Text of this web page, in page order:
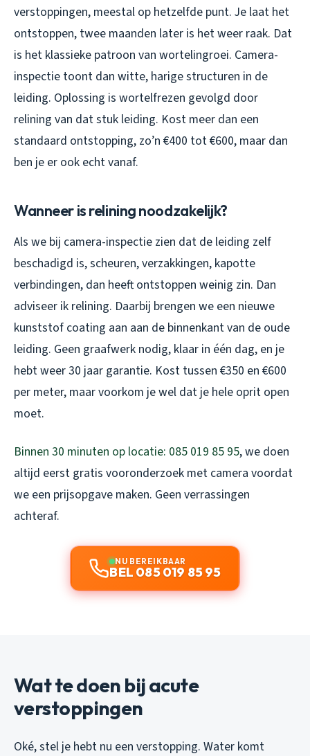
verstoppingen, meestal op hetzelfde punt. Je laat het
ontstoppen, twee maanden later is het weer raak. Dat
is het klassieke patroon van wortelingroei. Camera-
inspectie toont dan witte, harige structuren in de
leiding. Oplossing is wortelfrezen gevolgd door
relining van dat stuk leiding. Kost meer dan een
standaard ontstopping, zo’n €400 tot €600, maar dan
ben je er ook echt vanaf.
Wanneer is relining noodzakelijk?
Als we bij camera-inspectie zien dat de leiding zelf
beschadigd is, scheuren, verzakkingen, kapotte
verbindingen, dan heeft ontstoppen weinig zin. Dan
adviseer ik relining. Daarbij brengen we een nieuwe
kunststof coating aan aan de binnenkant van de oude
leiding. Geen graafwerk nodig, klaar in één dag, en je
hebt weer 30 jaar garantie. Kost tussen €350 en €600
per meter, maar voorkom je wel dat je hele oprit open
moet.
Binnen 30 minuten op locatie: 085 019 85 95, we doen
altijd eerst gratis vooronderzoek met camera voordat
we een prijsopgave maken. Geen verrassingen
achteraf.
NU BEREIKBAAR
BEL 085 019 85 95
Wat te doen bij acute
verstoppingen
Oké, stel je hebt nu een verstopping. Water komt